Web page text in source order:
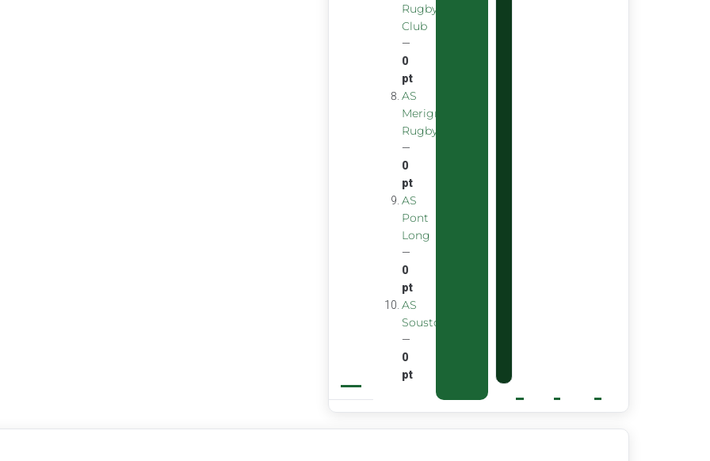
Rugby
Club
—
0
pt
AS
Merignac
Rugby
—
0
pt
AS
Pont
Long
—
0
pt
AS
Soustons
—
0
pt